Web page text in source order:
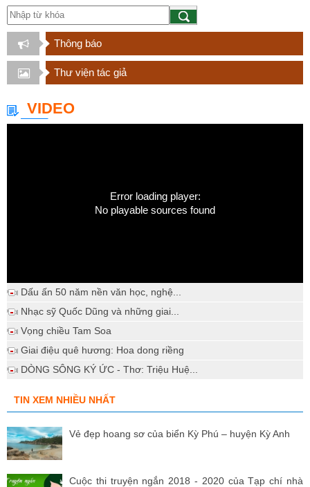
Thông báo
Thư viện tác giả
VIDEO
Error loading player:
No playable sources found
Dấu ấn 50 năm nền văn học, nghệ...
Nhạc sỹ Quốc Dũng và những giai...
Vọng chiều Tam Soa
Giai điệu quê hương: Hoa dong riềng
DÒNG SÔNG KÝ ỨC - Thơ: Triệu Huệ...
TIN XEM NHIỀU NHẤT
Vẻ đẹp hoang sơ của biển Kỳ Phú – huyện Kỳ Anh
Cuộc thi truyện ngắn 2018 - 2020 của Tạp chí nhà